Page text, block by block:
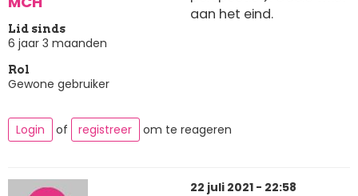
Lid sinds
6 jaar 3 maanden
Rol
Gewone gebruiker
aan het eind.
Login of registreer om te reageren
22 juli 2021 - 22:58